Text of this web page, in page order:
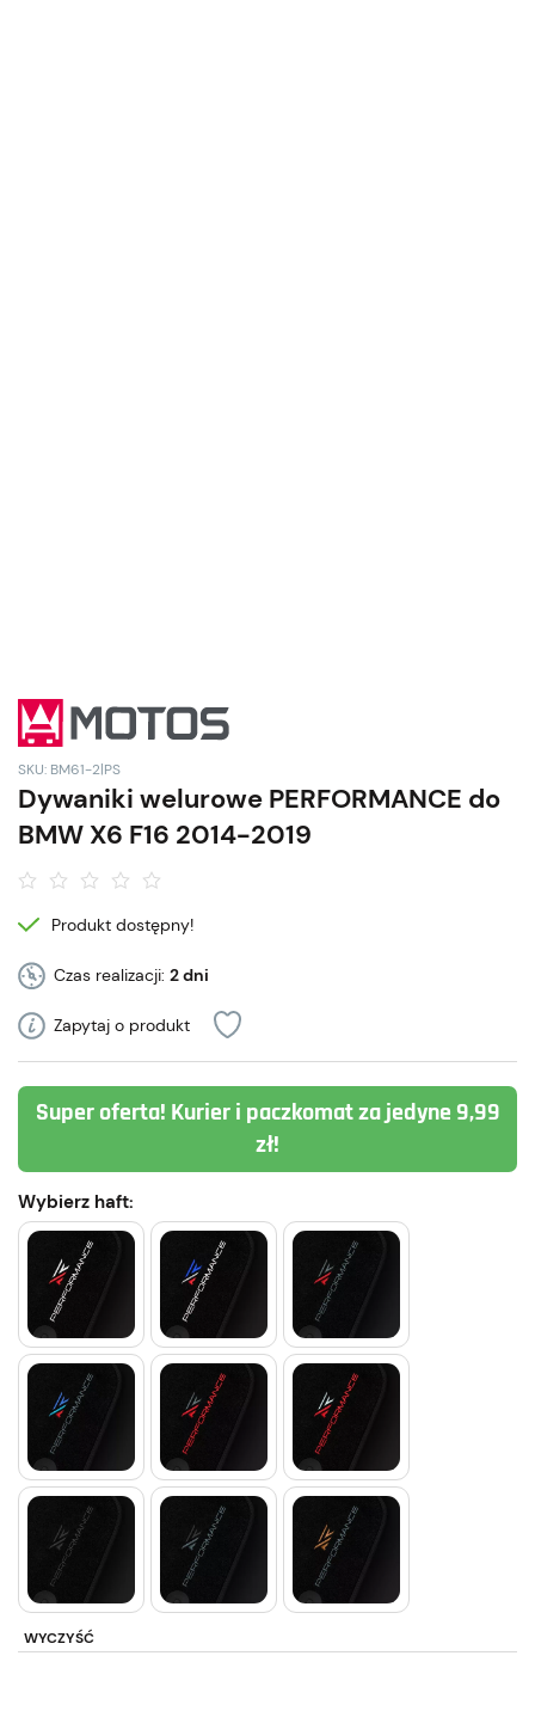
SKU: BM61-2|PS
Dywaniki welurowe PERFORMANCE do
BMW X6 F16 2014-2019
Produkt dostępny!
Czas realizacji: 2 dni
Zapytaj o produkt
Super oferta! Kurier i paczkomat za jedyne 9,99
zł!
Wybierz haft:
WYCZYŚĆ